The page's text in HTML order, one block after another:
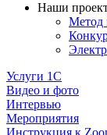
Наши
Метод
Услуги 1C
Видео и фото
Интервью
Мероприятия